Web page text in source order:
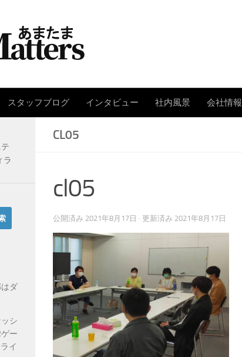
スタッフブログ インタビュー 社内風景 会社情報
CL05
cl05
公開済み 2021年8月17日 · 更新済み 2021年8月17日
ラ
ダ
シ
ー
イ